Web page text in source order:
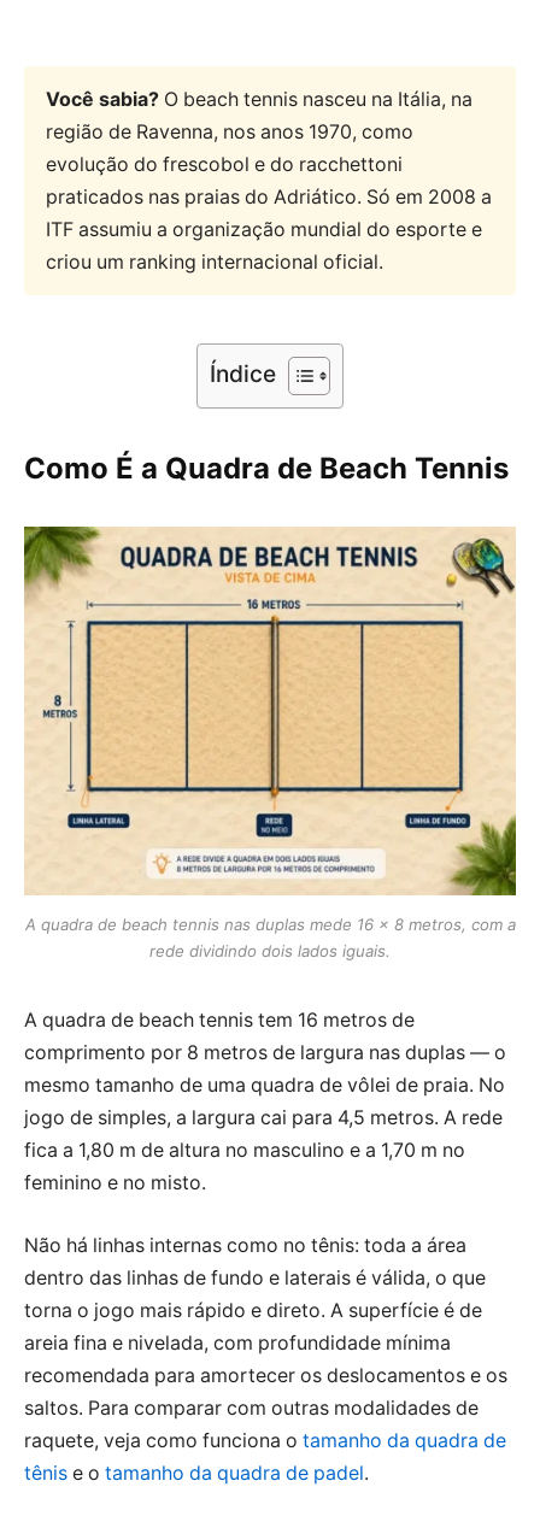
Você sabia?O beach tennis nasceu na Itália, na
região de Ravenna, nos anos 1970, como
evolução do frescobol e do racchettoni
praticados nas praias do Adriático. Só em 2008 a
ITF assumiu a organização mundial do esporte e
criou um ranking internacional oficial.
Índice
Como É a Quadra de Beach Tennis
A quadra de beach tennis nas duplas mede 16 x 8 metros, com a
rede dividindo dois lados iguais.
A quadra de beach tennis tem 16 metros de
comprimento por 8 metros de largura nas duplas — o
mesmo tamanho de uma quadra de vôlei de praia. No
jogo de simples, a largura cai para 4,5 metros. A rede
fica a 1,80 m de altura no masculino e a 1,70 m no
feminino e no misto.
Não há linhas internas como no tênis: toda a área
dentro das linhas de fundo e laterais é válida, o que
torna o jogo mais rápido e direto. A superfície é de
areia fina e nivelada, com profundidade mínima
recomendada para amortecer os deslocamentos e os
saltos. Para comparar com outras modalidades de
raquete, veja como funciona o tamanho da quadra de
tênis e o tamanho da quadra de padel.